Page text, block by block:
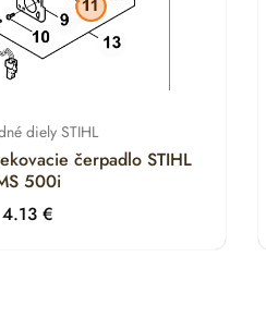
diely STIHL
čerpadlo STIHL
500i
4.13€